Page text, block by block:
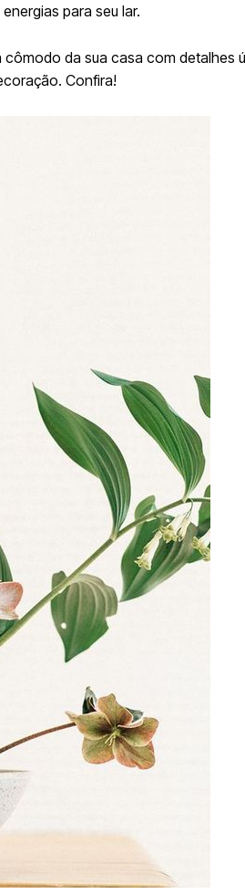
para seu lar.
da sua casa com detalhes
Confira!